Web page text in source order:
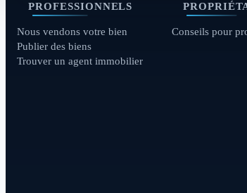
PROFESSIONNELS
Nous vendons votre bien
Publier des biens
Trouver un agent immobilier
Conseils pour